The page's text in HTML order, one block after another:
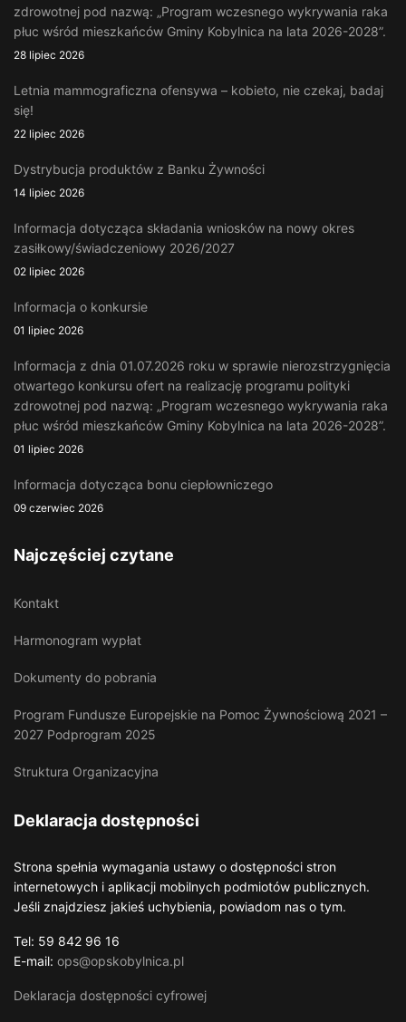
zdrowotnej pod nazwą: „Program wczesnego wykrywania raka
płuc wśród mieszkańców Gminy Kobylnica na lata 2026-2028”.
28 lipiec 2026
Letnia mammograficzna ofensywa – kobieto, nie czekaj, badaj
się!
22 lipiec 2026
Dystrybucja produktów z Banku Żywności
14 lipiec 2026
Informacja dotycząca składania wniosków na nowy okres
zasiłkowy/świadczeniowy 2026/2027
02 lipiec 2026
Informacja o konkursie
01 lipiec 2026
Informacja z dnia 01.07.2026 roku w sprawie nierozstrzygnięcia
otwartego konkursu ofert na realizację programu polityki
zdrowotnej pod nazwą: „Program wczesnego wykrywania raka
płuc wśród mieszkańców Gminy Kobylnica na lata 2026-2028”.
01 lipiec 2026
Informacja dotycząca bonu ciepłowniczego
09 czerwiec 2026
Najczęściej czytane
Kontakt
Harmonogram wypłat
Dokumenty do pobrania
Program Fundusze Europejskie na Pomoc Żywnościową 2021 –
2027 Podprogram 2025
Struktura Organizacyjna
Deklaracja dostępności
Strona spełnia wymagania ustawy o dostępności stron
internetowych i aplikacji mobilnych podmiotów publicznych.
Jeśli znajdziesz jakieś uchybienia, powiadom nas o tym.
Tel: 59 842 96 16
E-mail: ops@opskobylnica.pl
Deklaracja dostępności cyfrowej